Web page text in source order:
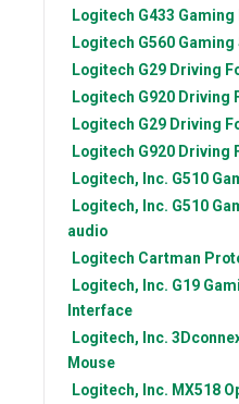
Logitech G433
Logitech G560 Gaming
Logitech G29 Driving
Logitech G920 Driving
Logitech G29 Driving
Logitech G920 Driving
Logitech, Inc. G510
Logitech, Inc. G510
audio
Logitech Cartman
Logitech, Inc. G19
Interface
Logitech, Inc.
Mouse
Logitech, Inc. MX518